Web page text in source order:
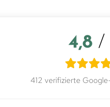
4,8 /
412 verifizierte